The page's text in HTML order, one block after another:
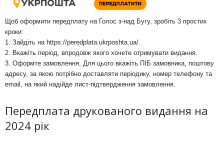
Щоб оформити передплату на Голос з-над Бугу, зробіть 3 простих
кроки:
1. Зайдіть на https://peredplata.ukrposhta.ua/
2. Вкажіть період, впродовж якого хочете отримувати видання.
3. Оформте замовлення. Для цього вкажіть ПІБ замовника, поштову
адресу, за якою потрібно доставляти періодику, номер телефону та
email, на який надійде лист-підтвердження замовлення.
Передплата друкованого видання на
2024 рік